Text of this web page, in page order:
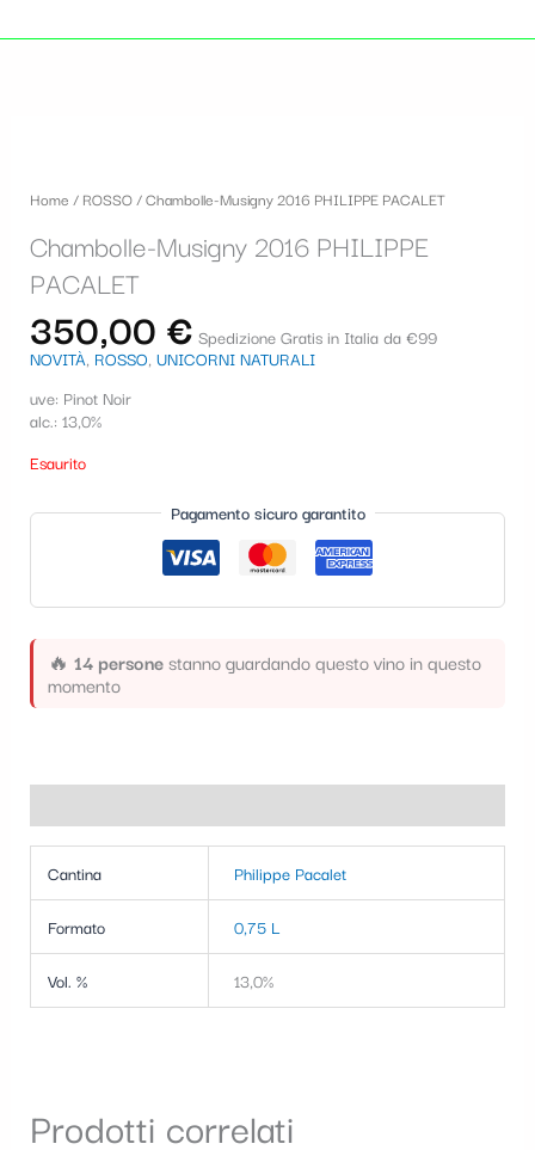
Home / ROSSO/ Chambolle-Musigny 2016 PHILIPPE PACALET
Chambolle-Musigny 2016 PHILIPPE
PACALET
350,00 € Spedizione Gratis in Italia da €99
NOVITÀ, ROSSO, UNICORNI NATURALI
uve: Pinot Noir
alc.: 13,0%
Esaurito
Pagamento sicuro garantito
🔥 14 personestanno guardando questo vino in questo
momento
Cantina Philippe Pacalet
Formato 0,75 L
Vol. % 13,0%
Prodotti correlati